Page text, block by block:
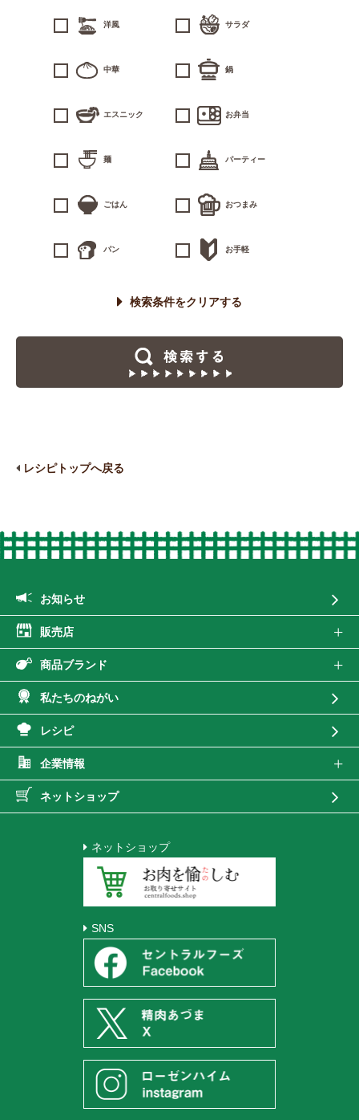
洋風
中華
エスニック
麺
ごはん
パン
サラダ
鍋
お弁当
パーティー
おつまみ
お手軽
検索条件をクリアする
レシピトップへ戻る
お知らせ
販売店
商品ブランド
私たちのねがい
レシピ
企業情報
ネットショップ
ネットショップ
SNS